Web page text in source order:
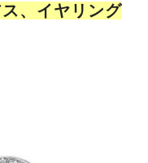
ス、イヤリング